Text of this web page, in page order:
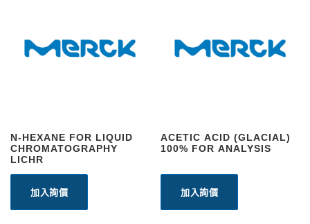
N-HEXANE FOR LIQUID
CHROMATOGRAPHY
LICHR
加入詢價
ACETIC ACID (GLACIAL)
100% FOR ANALYSIS
加入詢價